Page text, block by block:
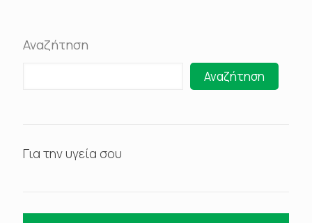
Αναζήτηση
Αναζήτηση
Για την υγεία σου